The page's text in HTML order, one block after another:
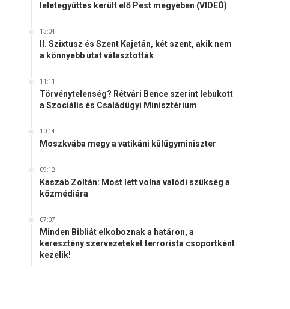
leletegyüttes került elő Pest megyében (VIDEÓ)
13:04
II. Szixtusz és Szent Kajetán, két szent, akik nem
a könnyebb utat választották
11:11
Törvénytelenség? Rétvári Bence szerint lebukott
a Szociális és Családügyi Minisztérium
10:14
Moszkvába megy a vatikáni külügyminiszter
09:12
Kaszab Zoltán: Most lett volna valódi szükség a
közmédiára
07:07
Minden Bibliát elkoboznak a határon, a
keresztény szervezeteket terrorista csoportként
kezelik!